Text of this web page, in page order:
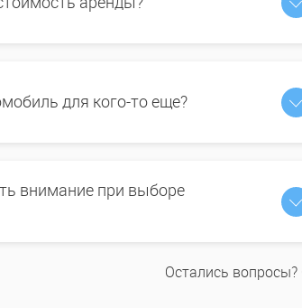
для кого-то еще?
внимание при выборе
Остались